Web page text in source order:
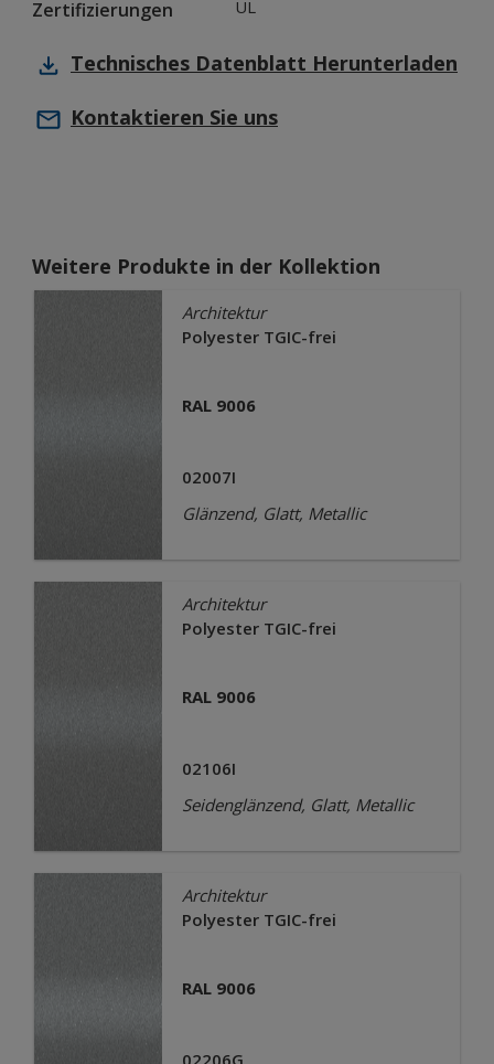
Zertifizierungen UL
Technisches Datenblatt Herunterladen
Kontaktieren Sie uns
Weitere Produkte in der Kollektion
Architektur
Polyester TGIC-frei
RAL 9006
02007I
Glänzend, Glatt, Metallic
Architektur
Polyester TGIC-frei
RAL 9006
02106I
Seidenglänzend, Glatt, Metallic
Architektur
Polyester TGIC-frei
RAL 9006